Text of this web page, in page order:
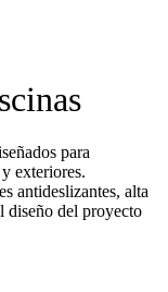
para
exteriores.
antideslizantes, alta
diseño del proyecto